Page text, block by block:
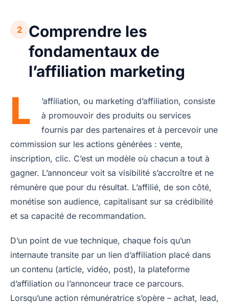
2
Comprendre les
fondamentaux de
l’affiliation marketing
L
’affiliation, ou marketing d’affiliation, consiste
à promouvoir des produits ou services
fournis par des partenaires et à percevoir une
commission sur les actions générées : vente,
inscription, clic. C’est un modèle où chacun a tout à
gagner. L’annonceur voit sa visibilité s’accroître et ne
rémunère que pour du résultat. L’affilié, de son côté,
monétise son audience, capitalisant sur sa crédibilité
et sa capacité de recommandation.
D’un point de vue technique, chaque fois qu’un
internaute transite par un lien d’affiliation placé dans
un contenu (article, vidéo, post), la plateforme
d’affiliation ou l’annonceur trace ce parcours.
Lorsqu’une action rémunératrice s’opère – achat, lead,